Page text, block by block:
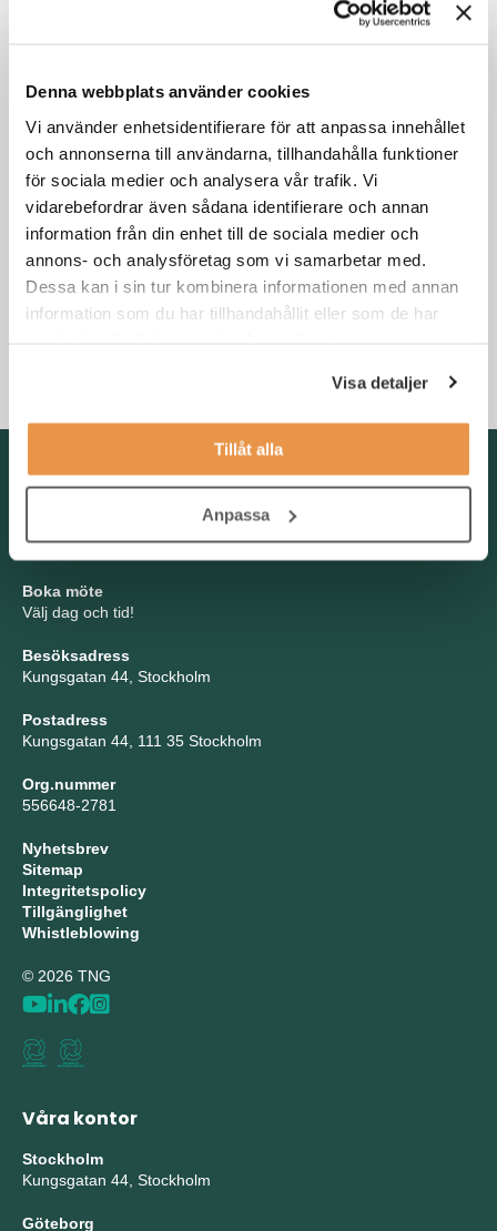
Denna webbplats använder cookies
Vi använder enhetsidentifierare för att anpassa innehållet
och annonserna till användarna, tillhandahålla funktioner
för sociala medier och analysera vår trafik. Vi
vidarebefordrar även sådana identifierare och annan
information från din enhet till de sociala medier och
annons- och analysföretag som vi samarbetar med.
Dessa kan i sin tur kombinera informationen med annan
information som du har tillhandahållit eller som de har
Visa detaljer
Tillåt alla
Anpassa
3 skäl till att byta jobb i kristider
Tel: 08-21 92 00
Boka möte
Välj dag och tid!
Besöksadress
Kungsgatan 44, Stockholm
Postadress
Kungsgatan 44, 111 35 Stockholm
Org.nummer
556648-2781
Nyhetsbrev
Sitemap
Integritetspolicy
Tillgänglighet
Whistleblowing
© 2026 TNG
Våra kontor
Stockholm
Kungsgatan 44, Stockholm
Göteborg